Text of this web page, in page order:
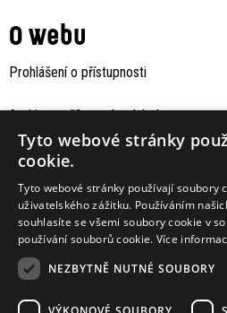
O webu
Prohlášení o přístupnosti
Archiv staršího webu Jaboku
Tyto webové stránky
cookie.
Tyto webové stránky používají soubory
uživatelského zážitku. Používáním
souhlasíte se všemi soubory cookie v
používání souborů cookie. Více
NEZBYTNĚ NUTNÉ SOUBORY